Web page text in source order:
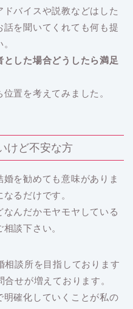
バイスや説教などはした
話を聞いてくれても何も提
した場合どうしたら満足
置を考えてみました。
けど不安な方
を勧めても意味がありま
るだけです。
んだかモヤモヤしている
談下さい。
相談所を目指しております
せが増えております。
確化していくことが私の